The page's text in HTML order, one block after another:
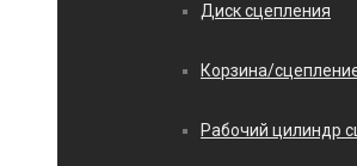
Диск сцепления
Корзина/
Рабочий цилиндр